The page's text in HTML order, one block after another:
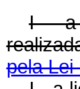
I - a
pela Lei